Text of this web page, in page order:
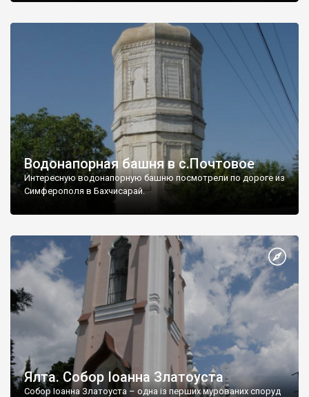
Водонапорная башня в с.Почтовое
Интересную водонапорную башню посмотрели по дороге из
Симферополя в Бахчисарай.
Ялта. Собор Іоанна Златоуста
Собор Іоанна Златоуста – одна із перших мурованих споруд